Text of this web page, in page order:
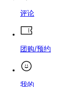
评论
团购/预约
我的